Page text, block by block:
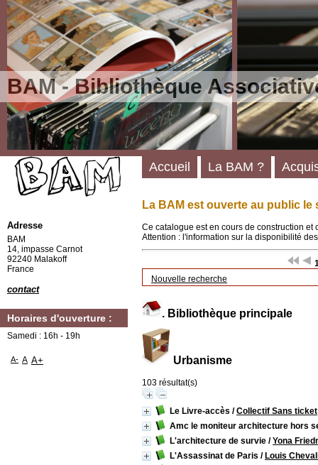
BAM - Bibliothèque
La BAM est ouverte au public le
Ce catalogue est en cours de construction
Attention : l'information sur la disponibilité
Nouvelle recherche
. Bibliothèque principale
Urbanisme
103 résultat(s)
Le Livre-accès /Collectif Sans ticket
Amc le moniteur architecture hors
L'architecture de survie /Yona
L'Assassinat de Paris / Louis
Accueil La BAM ?
Adresse
BAM
14, impasse Carnot
92240 Malakoff
France
contact
Horaires d'ouverture :
Samedi : 16h - 19h
A- A A+